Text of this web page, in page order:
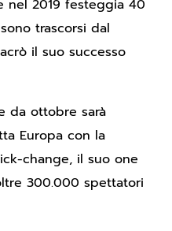
nel 2019 festeggia 40
trascorsi dal
il suo successo
da ottobre sarà
Europa con la
change, il suo one
300.000 spettatori